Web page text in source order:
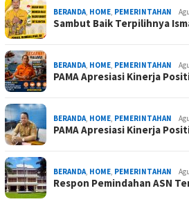
BERANDA, HOME, PEMERINTAHAN
Sambut Baik Terpilihnya
BERANDA, HOME, PEMERINTAHAN
PAMA Apresiasi Kinerja
BERANDA, HOME, PEMERINTAHAN
PAMA Apresiasi Kinerja
BERANDA, HOME, PEMERINTAHAN
Respon Pemindahan ASN